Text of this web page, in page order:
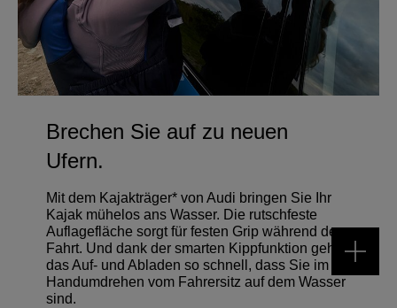
Brechen Sie auf zu neuen
Ufern.
Mit dem Kajakträger* von Audi bringen Sie Ihr
Kajak mühelos ans Wasser. Die rutschfeste
Auflagefläche sorgt für festen Grip während der
Fahrt. Und dank der smarten Kippfunktion geht
das Auf- und Abladen so schnell, dass Sie im
Handumdrehen vom Fahrersitz auf dem Wasser
sind.